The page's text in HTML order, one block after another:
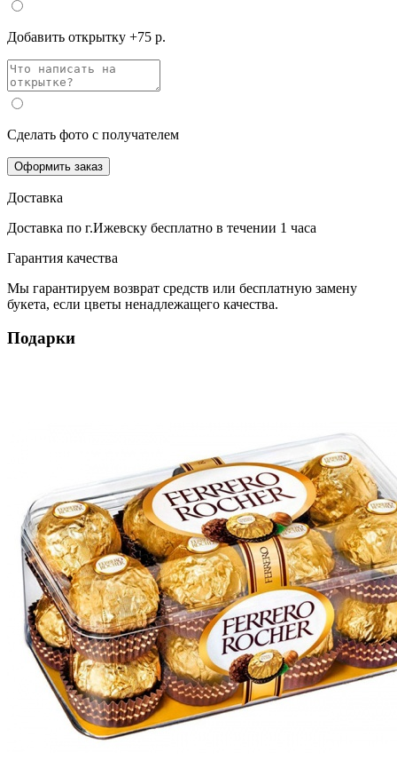
Добавить открытку +75 р.
Сделать фото с получателем
Оформить заказ
Доставка
Доставка по г.Ижевску бесплатно в течении 1 часа
Гарантия качества
Мы гарантируем возврат средств или бесплатную замену
букета, если цветы ненадлежащего качества.
Подарки